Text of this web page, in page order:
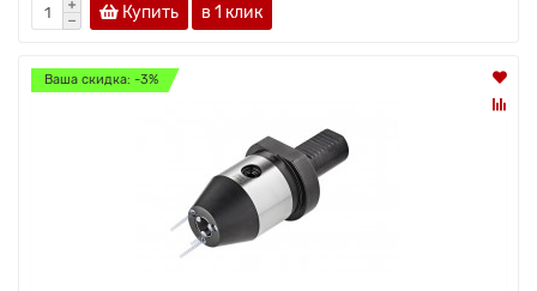
Купить в 1 клик
Ваша скидка: -3%